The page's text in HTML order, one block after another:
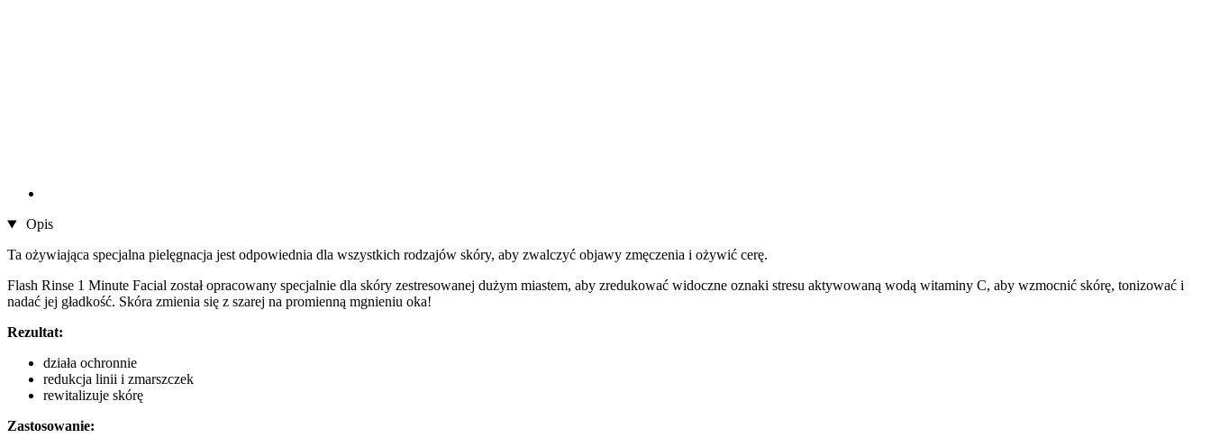
Opis
Ta ożywiająca specjalna pielęgnacja jest odpowiednia dla wszystkich rodzajów skóry, aby zwalczyć objawy zmęczenia i ożywić cerę.
Flash Rinse 1 Minute Facial został opracowany specjalnie dla skóry zestresowanej dużym miastem, aby zredukować widoczne oznaki stresu aktywowaną wodą witaminy C, aby wzmocnić skórę, tonizować i
nadać jej gładkość. Skóra zmienia się z szarej na promienną mgnieniu oka!
Rezultat:
działa ochronnie
redukcja linii i zmarszczek
rewitalizuje skórę
Zastosowanie: